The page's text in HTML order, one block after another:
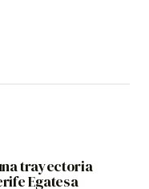
trayectoria
Egatesa